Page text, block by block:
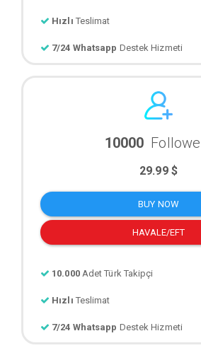
Hızlı Teslimat
7/24 Whatsapp Destek
10000
29.99 $
BUY NOW
HAVALE/EFT
10.000 Adet Türk Takipçi
Hızlı Teslimat
7/24 Whatsapp Destek